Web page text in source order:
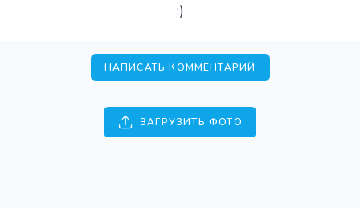
:)
НАПИСАТЬ КОММЕНТАРИЙ
ЗАГРУЗИТЬ ФОТО